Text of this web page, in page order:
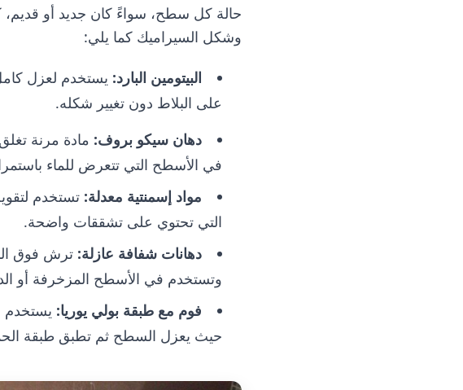
حالة كل سطح، سواءً كان جديد أو قديم،
وشكل السيراميك كما يلي:
البيتومين البارد: يستخدم لعزل
على البلاط دون تغيير شكله.
دهان سيكو بروف: مادة مرنة
في الأسطح التي تتعرض للماء
مواد إسمنتية معدلة: تستخدم
التي تحتوي على تشققات واضحة.
دهانات شفافة عازلة: ترش فوق
وتستخدم في الأسطح المزخرفة أو
فوم مع طبقة بولي يوريا: يستخدم
حيث يعزل السطح ثم تطبق طبقة